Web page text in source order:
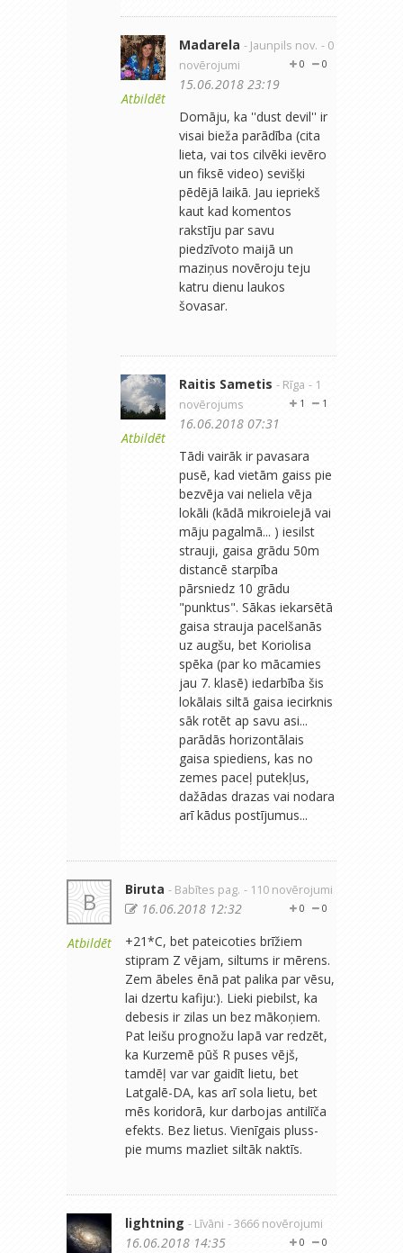
Atbildēt
Madarela - Jaunpils nov. - 0
novērojumi
0
0
15.06.2018 23:19
Domāju, ka ''dust devil'' ir
visai bieža parādība (cita
lieta, vai tos cilvēki ievēro
un fiksē video) sevišķi
pēdējā laikā. Jau iepriekš
kaut kad komentos
rakstīju par savu
piedzīvoto maijā un
maziņus novēroju teju
katru dienu laukos
šovasar.
Atbildēt
Raitis Sametis - Rīga - 1
novērojums
1
1
16.06.2018 07:31
Tādi vairāk ir pavasara
pusē, kad vietām gaiss pie
bezvēja vai neliela vēja
lokāli (kādā mikroielejā vai
māju pagalmā... ) iesilst
strauji, gaisa grādu 50m
distancē starpība
pārsniedz 10 grādu
"punktus". Sākas iekarsētā
gaisa strauja pacelšanās
uz augšu, bet Koriolisa
spēka (par ko mācamies
jau 7. klasē) iedarbība šis
lokālais siltā gaisa iecirknis
sāk rotēt ap savu asi...
parādās horizontālais
gaisa spiediens, kas no
zemes paceļ putekļus,
dažādas drazas vai nodara
arī kādus postījumus...
B
Atbildēt
Biruta - Babītes pag. - 110 novērojumi
0
0
16.06.2018 12:32
+21*C, bet pateicoties brīžiem
stipram Z vējam, siltums ir mērens.
Zem ābeles ēnā pat palika par vēsu,
lai dzertu kafiju:). Lieki piebilst, ka
debesis ir zilas un bez mākoņiem.
Pat leišu prognožu lapā var redzēt,
ka Kurzemē pūš R puses vējš,
tamdēļ var var gaidīt lietu, bet
Latgalē-DA, kas arī sola lietu, bet
mēs koridorā, kur darbojas antilīča
efekts. Bez lietus. Vienīgais pluss-
pie mums mazliet siltāk naktīs.
lightning - Līvāni - 3666 novērojumi
0
0
16.06.2018 14:35